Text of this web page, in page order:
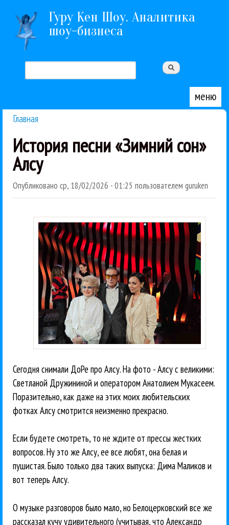
Перейти к основному содержанию
Гуру Кен Шоу. Аналитика
шоу-бизнеса
Форма поиска
меню
Главная
История песни «Зимний сон»
Алсу
Опубликовано ср, 18/02/2026 - 01:25 пользователем guruken
Сегодня снимали ДоРе про Алсу. На фото - Алсу с великими:
Светланой Дружининой и оператором Анатолием Мукасеем.
Поразительно, как даже на этих моих любительских
фотках Алсу смотрится неизменно прекрасно.
Если будете смотреть, то не ждите от прессы жестких
вопросов. Ну это же Алсу, ее все любят, она белая и
пушистая. Было только два таких выпуска: Дима Маликов и
вот теперь Алсу.
О музыке разговоров было мало, но Белоцерковский все же
рассказал кучу удивительного (учитывая, что Александр